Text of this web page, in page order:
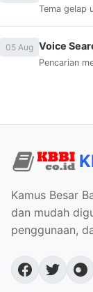
Tema gelap
05 Aug Voice
Pencarian
Kamus Besar
dan mudah
penggunaan,